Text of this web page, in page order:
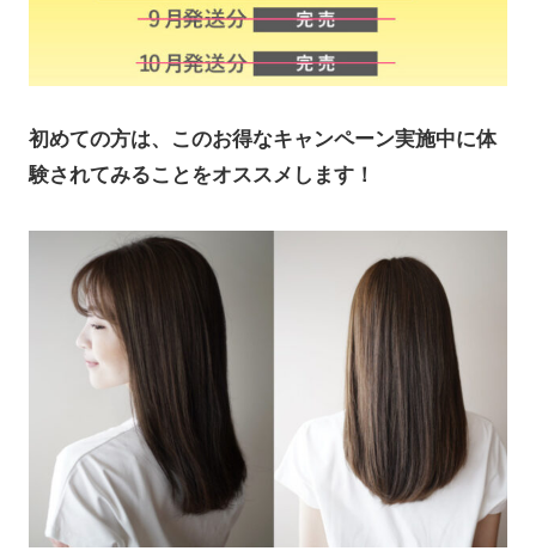
初めての方は、このお得なキャンペーン実施中に体
験されてみることをオススメします！